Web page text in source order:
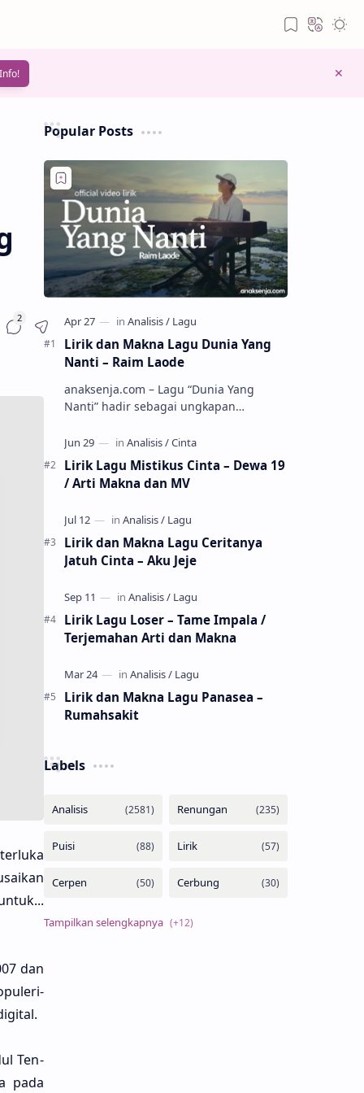
Info!
dan
Ten­
pada
Popular Posts
Lirik dan Makna Lagu Dunia Yang
Nanti – Raim Laode
anaksenja.com – Lagu “Dunia Yang
Nanti” hadir sebagai ungkapan
tak selalu bisa dimiliki. Mengangkat
kisah du…
Lirik Lagu Mistikus Cinta – Dewa 19
/ Arti Makna dan MV
Lirik dan Makna Lagu Ceritanya
Jatuh Cinta – Aku Jeje
Lirik Lagu Loser – Tame Impala /
Terjemahan Arti dan Makna
Lirik dan Makna Lagu Panasea –
Rumahsakit
Labels